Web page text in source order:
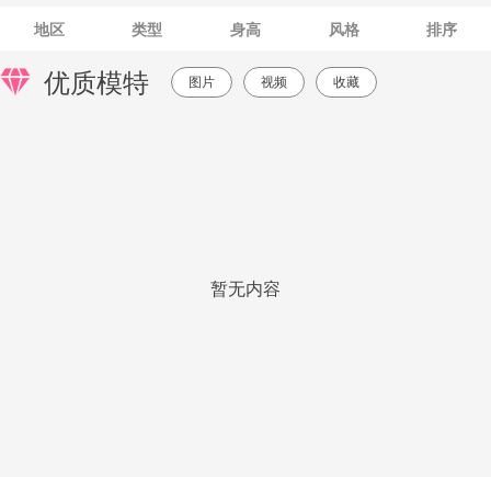
地区 类型 身高 风格 排序
优质模特 图片 视频 收藏
暂无内容